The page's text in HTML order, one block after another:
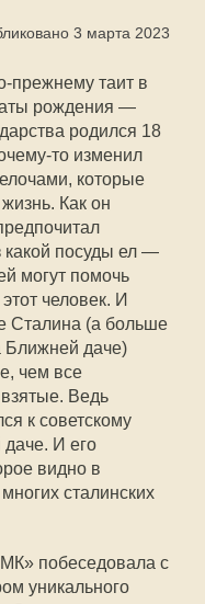
3 марта 2023
прежнему таит в
рождения —
родился 18
то изменил
которые
Как он
какой посуды ел —
могут помочь
человек. И
Сталина (а больше
Ближней даче)
чем все
Ведь
к советскому
даче. И его
видно в
сталинских
побеседовала с
уникального